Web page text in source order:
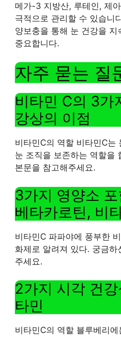
메가-3 지방산, 루테인, 제
극적으로 관리할 수 있습니
양보충을 통해 눈 건강을 지
중요합니다.
자주 묻는 질
비타민 C의 3가
강상의 이점
비타민C의 역할 비타민C는
눈 조직을 보존하는 역할을
본문을 참고해주세요.
3가지 영양소
베타카로틴, 비
비타민C 파파야에 풍부한
화제로 알려져 있다. 궁금하
주세요.
2가지 시각 건
타민
비타민C의 역할 블루베리